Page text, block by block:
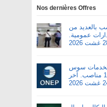
Nos dernières Offres
لتوظيف 1700 منصب بالعديد من
عمومية.
الخدمات سوس
ماسة : مباريات لتوظيف 174 مناصب. آخر